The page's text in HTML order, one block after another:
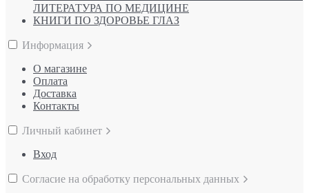
ЛИТЕРАТУРА ПО МЕДИЦИНЕ
КНИГИ ПО ЗДОРОВЬЕ ГЛАЗ
Информация
О магазине
Оплата
Доставка
Контакты
Личный кабинет
Вход
Согласие на обработку персональных данных